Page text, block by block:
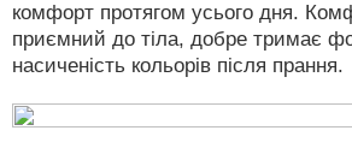
комфорт протягом усього дня.
приємний до тіла, добре тримає
насиченість кольорів після прання.